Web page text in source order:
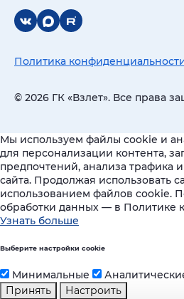
© 2026 ГК «Взлет». Все права
Политика
Мы используем файлы cookie и
для персонализации контента,
предпочтений, анализа трафика
сайта. Продолжая использовать
использованием файлов cookie.
обработки данных — в Политике
Узнать больше
Выберите настройки cookie
Минимальные
Принять
Настроить